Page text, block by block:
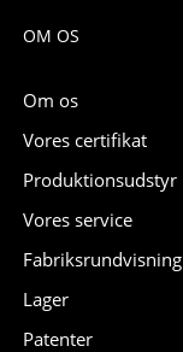
OM OS
Om os
Vores certifikat
Produktionsudstyr
Vores service
Fabriksrundvisning
Lager
Patenter